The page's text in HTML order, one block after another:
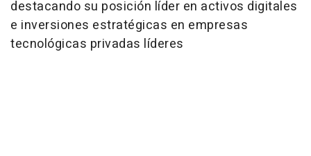
destacando su posición líder en activos digitales
e inversiones estratégicas en empresas
tecnológicas privadas líderes